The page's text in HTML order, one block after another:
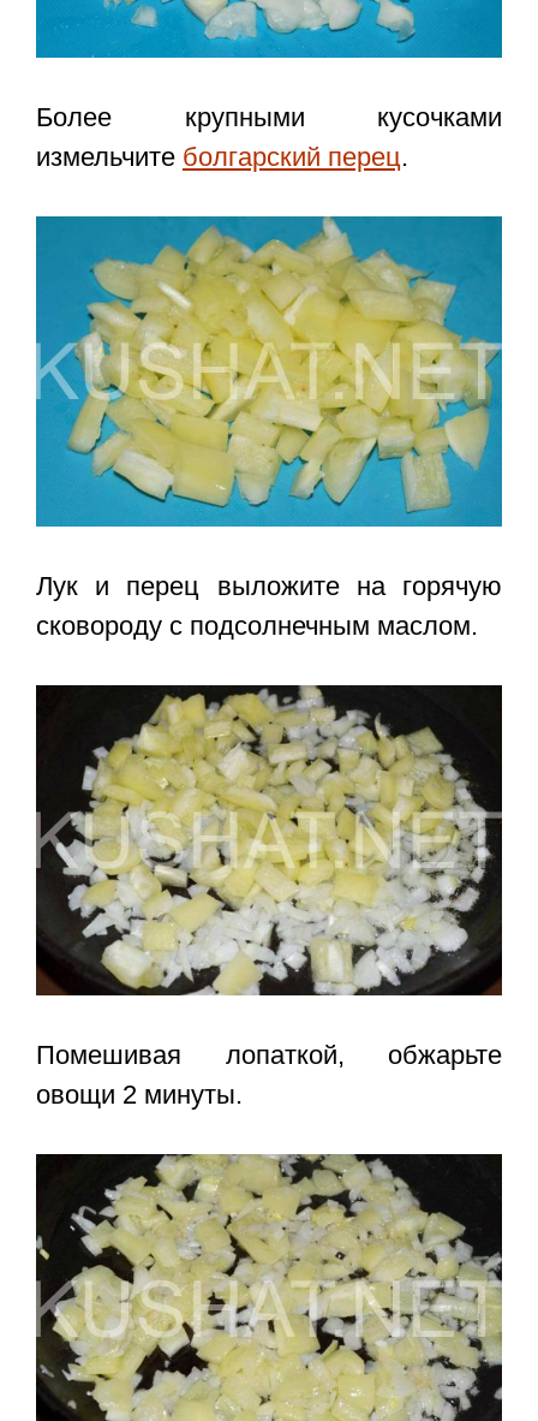
Более крупными кусочками
измельчите болгарский перец.
Лук и перец выложите на горячую
сковороду с подсолнечным маслом.
Помешивая лопаткой, обжарьте
овощи 2 минуты.